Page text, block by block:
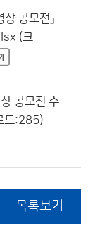
공모전」
(크
공모전 수
드:285)
목록보기